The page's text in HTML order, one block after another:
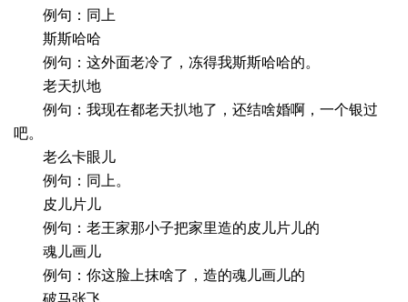
例句：同上
斯斯哈哈
例句：这外面老冷了，冻得我斯斯哈哈的。
老天扒地
例句：我现在都老天扒地了，还结啥婚啊，一个银过
吧。
老么卡眼儿
例句：同上。
皮儿片儿
例句：老王家那小子把家里造的皮儿片儿的
魂儿画儿
例句：你这脸上抹啥了，造的魂儿画儿的
破马张飞